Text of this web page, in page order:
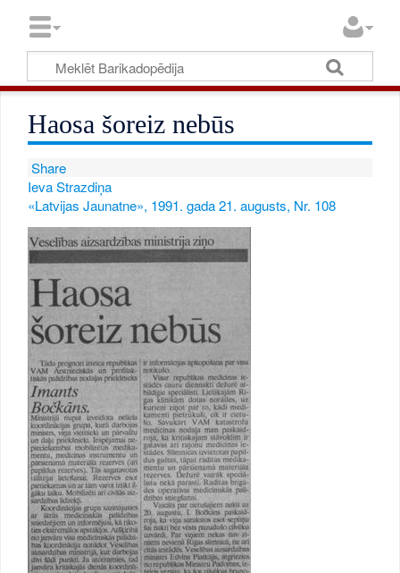
Haosa šoreiz nebūs
Share
Ieva Strazdiņa
«Latvijas Jaunatne», 1991. gada 21. augusts, Nr. 108